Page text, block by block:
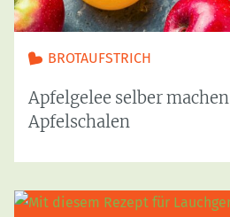
BROTAUFSTRICH
Apfelgelee selber
Apfelschalen